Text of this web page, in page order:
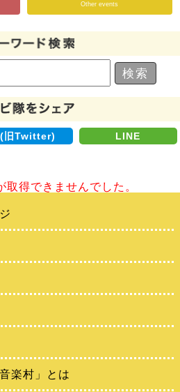
Other events
旧Twitter) LINE
取得できませんでした。
楽村」とは